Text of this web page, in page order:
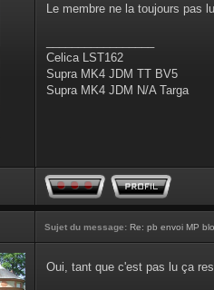
Le membre ne la toujours pas
Celica LST162
Supra MK4 JDM TT BV5
Supra MK4 JDM N/A Targa
Sujet du message: Re: pb envoi MP
Oui, tant que c'est pas lu ça